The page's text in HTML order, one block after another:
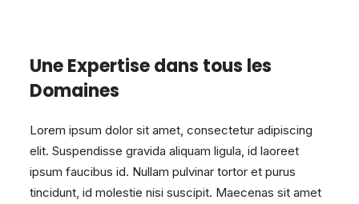
Une Expertise dans tous les
Domaines
Lorem ipsum dolor sit amet, consectetur adipiscing
elit. Suspendisse gravida aliquam ligula, id laoreet
ipsum faucibus id. Nullam pulvinar tortor et purus
tincidunt, id molestie nisi suscipit. Maecenas sit amet